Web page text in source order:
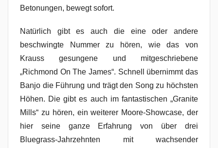
Betonungen, bewegt sofort.
Natürlich gibt es auch die eine oder andere
beschwingte Nummer zu hören, wie das von
Krauss gesungene und mitgeschriebene
„Richmond On The James“. Schnell übernimmt das
Banjo die Führung und trägt den Song zu höchsten
Höhen. Die gibt es auch im fantastischen „Granite
Mills“ zu hören, ein weiterer Moore-Showcase, der
hier seine ganze Erfahrung von über drei
Bluegrass-Jahrzehnten mit wachsender